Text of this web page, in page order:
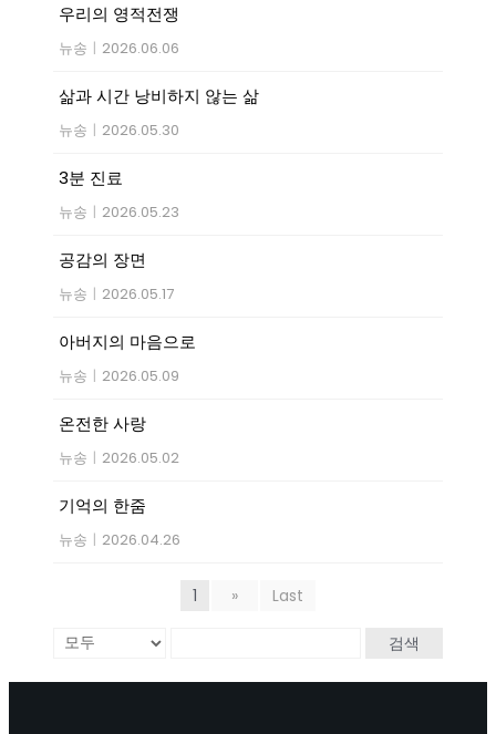
우리의 영적전쟁
뉴송 | 2026.06.06
삶과 시간 낭비하지 않는 삶
뉴송 | 2026.05.30
3분 진료
뉴송 | 2026.05.23
공감의 장면
뉴송 | 2026.05.17
아버지의 마음으로
뉴송 | 2026.05.09
온전한 사랑
뉴송 | 2026.05.02
기억의 한줌
뉴송 | 2026.04.26
1 » Last
검색